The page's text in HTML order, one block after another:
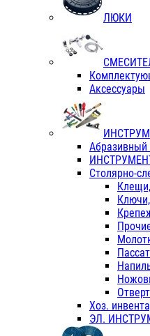
ЛЮКИ
Аксессуары
Абразивный
Столярно-
Хоз.
ЭЛ.